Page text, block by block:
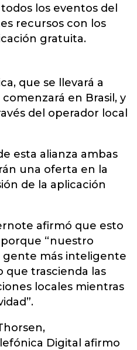
los eventos del
recursos con los
gratuita.
que se llevará a
en Brasil, y
del operador local
esta alianza ambas
una oferta en la
de la aplicación
afirmó que esto
“nuestro
gente más inteligente
trascienda las
locales mientras
Digital afirmo